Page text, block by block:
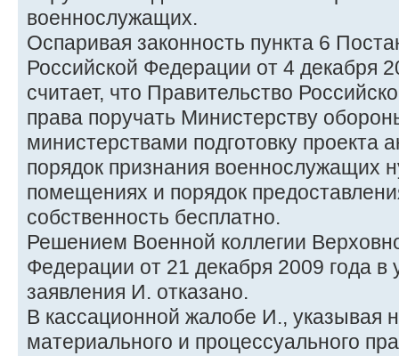
военнослужащих.
Оспаривая законность пункта 6
Российской Федерации от 4 декабря
считает, что Правительство
права поручать Министерству
министерствами подготовку проекта
порядок признания
помещениях и порядок
собственность бесплатно.
Решением Военной коллегии
Федерации от 21 декабря 2009 года в
заявления И. отказано.
В кассационной жалобе И., указывая
материального и процессуального